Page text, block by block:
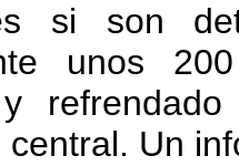
si son
unos
y
Un